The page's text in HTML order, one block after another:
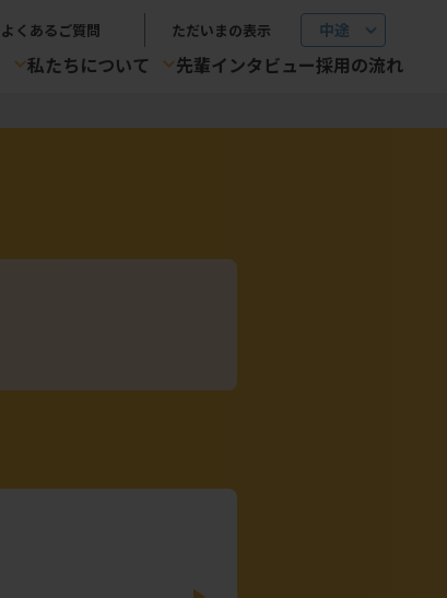
よくあるご質問 ただいまの表示
私たちについて 先輩インタビュー採用の流れ